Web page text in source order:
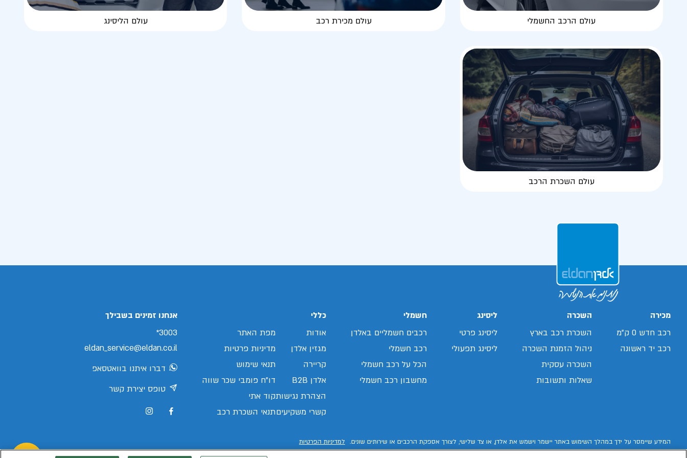
עולם הרכב החשמלי עולם מכירת רכב עולם הליסינג
עולם השכרת הרכב
מכירה
רכב חדש 0 ק"מ
רכב יד ראשונה
השכרה
השכרת רכב בארץ
ניהול הזמנת השכרה
השכרה עסקית
שאלות ותשובות
ליסינג
ליסינג פרטי
ליסינג תפעולי
חשמלי
רכבים חשמליים באלדן
רכב חשמלי
הכל על רכב חשמלי
מחשבון רכב חשמלי
כללי
אודות
מגזין אלדן
קריירה
אלדן B2B
הצהרת נגישות
קשרי משקיעים
מפת האתר
מדיניות פרטיות
תנאי שימוש
דו"ח פומבי שכר שווה
קוד אתי
תנאי השכרת רכב
אנחנו זמינים בשבילך
3003*
eldan_service@eldan.co.il
דברו איתנו בוואטסאפ
טופס יצירת קשר
המידע שיימסר על ידך במהלך השימוש באתר יישמר וישמש את אלדן, או צד שלישי, לצורך אספקת הרכבים או שירותים שונים. למדיניות הפרטיות